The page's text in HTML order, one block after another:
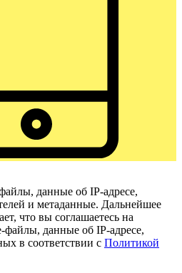
данные об IP-адресе,
и метаданные. Дальнейшее
что вы соглашаетесь на
файлы, данные об IP-адресе,
в соответствии с Политикой